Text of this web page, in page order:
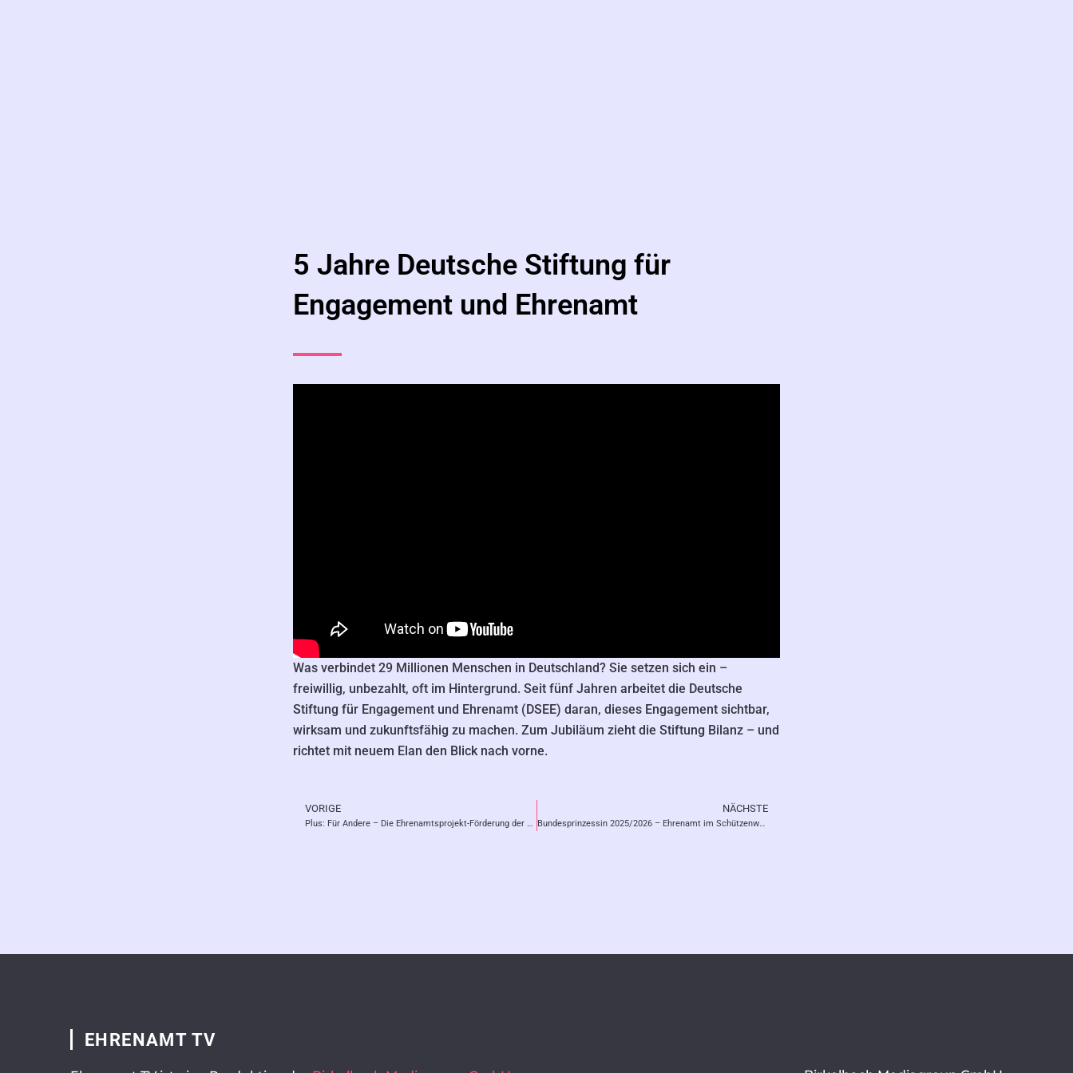
5 Jahre Deutsche Stiftung für
Engagement und Ehrenamt
Was verbindet 29 Millionen Menschen in Deutschland? Sie setzen sich ein –
freiwillig, unbezahlt, oft im Hintergrund. Seit fünf Jahren arbeitet die Deutsche
Stiftung für Engagement und Ehrenamt (DSEE) daran, dieses Engagement sichtbar,
wirksam und zukunftsfähig zu machen. Zum Jubiläum zieht die Stiftung Bilanz – und
richtet mit neuem Elan den Blick nach vorne.
Zurück
VORIGE
Plus: Für Andere – Die Ehrenamtsprojekt-Förderung der Creditplus Bank
NÄCHSTE
Bundesprinzessin 2025/2026 – Ehrenamt im Schützenwesen
EHRENAMT TV